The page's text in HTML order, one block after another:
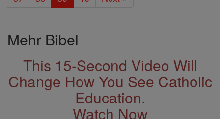
Mehr Bibel
This 15-Second Video Will
Change How You See Catholic
Education.
Watch Now